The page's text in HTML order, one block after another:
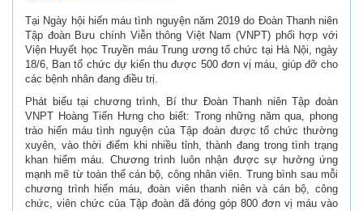
Tại Ngày hội hiến máu tình nguyện năm 2019 do Đoàn Thanh niên
Tập đoàn Bưu chính Viễn thông Việt Nam (VNPT) phối hợp với
Viện Huyết học Truyền máu Trung ương tổ chức tại Hà Nội, ngày
18/6, Ban tổ chức dự kiến thu được 500 đơn vị máu, giúp đỡ cho
các bệnh nhân đang điều trị.
Phát biểu tại chương trình, Bí thư Đoàn Thanh niên Tập đoàn
VNPT Hoàng Tiến Hưng cho biết: Trong những năm qua, phong
trào hiến máu tình nguyện của Tập đoàn được tổ chức thường
xuyên, vào thời điểm khi nhiều tỉnh, thành đang trong tình trạng
khan hiếm máu. Chương trình luôn nhận được sự hưởng ứng
mạnh mẽ từ toàn thể cán bộ, công nhân viên. Trung bình sau mỗi
chương trình hiến máu, đoàn viên thanh niên và cán bộ, công
chức, viên chức của Tập đoàn đã đóng góp 800 đơn vị máu vào